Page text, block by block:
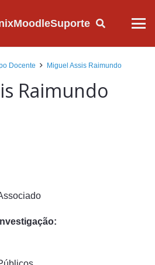
MoodleSuporte
Docente Miguel Assis Raimundo
Raimundo